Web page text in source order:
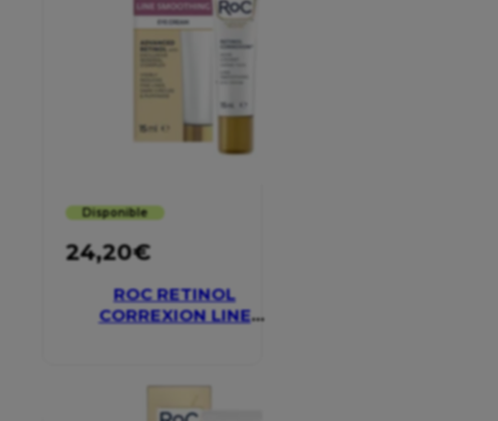
Disponible
24,20€
ROC RETINOL
CORREXION LINE